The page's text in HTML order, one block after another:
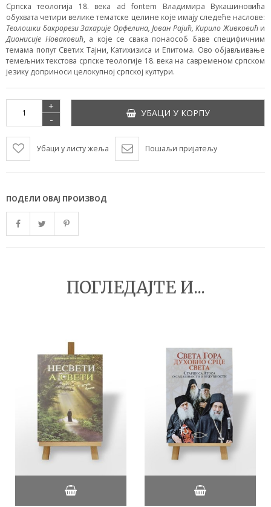
Српска теологија 18. века ad fontem Владимира Вукашиновића
обухвата четири велике тематске целине које имају следеће наслове:
Теолошки бакрорези Захарије Орфелина, Јован Рајић, Кирило Живковићи
Дионисије Новаковић, а које се свака понаособ баве специфичним
темама попут Светих Тајни, Катихизиса и Епитома. Ово објављивање
темељних текстова српске теологије 18. века на савременом српском
језику доприноси целокупној српској култури.
+
-
УБАЦИ У КОРПУ
Убаци у листу жеља Пошаљи пријатељу
ПОДЕЛИ ОВАЈ ПРОИЗВОД
ПОГЛЕДАЈТЕ И...